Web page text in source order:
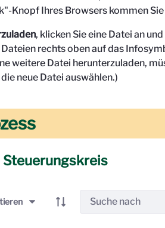
Knopf Ihres Browsers kommen
, klicken Sie eine Datei an
rechts oben auf das
weitere Datei herunterzuladen,
neue Datei auswählen.)